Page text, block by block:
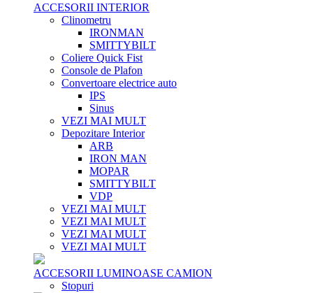
ACCESORII INTERIOR
Clinometru
IRONMAN
SMITTYBILT
Coliere Quick Fist
Console de Plafon
Convertoare electrice auto
IPS
Sinus
VEZI MAI MULT
Depozitare Interior
ARB
IRON MAN
MOPAR
SMITTYBILT
VDP
VEZI MAI MULT
VEZI MAI MULT
VEZI MAI MULT
VEZI MAI MULT
ACCESORII LUMINOASE CAMION
Stopuri